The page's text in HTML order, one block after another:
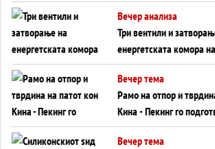
Вечер анализа
Три вентили и
енергетската комора
во Суец најавува
инфаркт?
Вечер тема
Рамо на отпор и
Кина - Пекинг го
американска копнена
Вечер тема